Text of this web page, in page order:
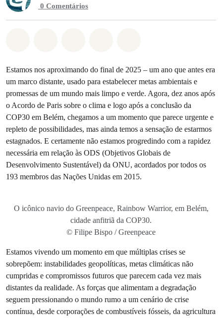
0 Comentários
Estamos nos aproximando do final de 2025 – um ano que antes era
um marco distante, usado para estabelecer metas ambientais e
promessas de um mundo mais limpo e verde. Agora, dez anos após
o Acordo de Paris sobre o clima e logo após a conclusão da
COP30 em Belém, chegamos a um momento que parece urgente e
repleto de possibilidades, mas ainda temos a sensação de estarmos
estagnados. E certamente não estamos progredindo com a rapidez
necessária em relação às ODS (Objetivos Globais de
Desenvolvimento Sustentável) da ONU, acordados por todos os
193 membros das Nações Unidas em 2015.
O icônico navio do Greenpeace, Rainbow Warrior, em Belém,
cidade anfitriã da COP30.
© Filipe Bispo / Greenpeace
Estamos vivendo um momento em que múltiplas crises se
sobrepõem: instabilidades geopolíticas, metas climáticas não
cumpridas e compromissos futuros que parecem cada vez mais
distantes da realidade. As forças que alimentam a degradação
seguem pressionando o mundo rumo a um cenário de crise
contínua, desde corporações de combustíveis fósseis, da agricultura